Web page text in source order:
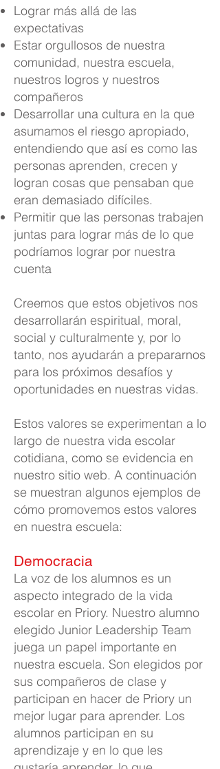
Lograr más allá de las
expectativas
Estar orgullosos de nuestra
comunidad, nuestra escuela,
nuestros logros y nuestros
compañeros
Desarrollar una cultura en la que
asumamos el riesgo apropiado,
entendiendo que así es como las
personas aprenden, crecen y
logran cosas que pensaban que
eran demasiado difíciles.
Permitir que las personas trabajen
juntas para lograr más de lo que
podríamos lograr por nuestra
cuenta
Creemos que estos objetivos nos
desarrollarán espiritual, moral,
social y culturalmente y, por lo
tanto, nos ayudarán a prepararnos
para los próximos desafíos y
oportunidades en nuestras vidas.
Estos valores se experimentan a lo
largo de nuestra vida escolar
cotidiana, como se evidencia en
nuestro sitio web. A continuación
se muestran algunos ejemplos de
cómo promovemos estos valores
en nuestra escuela:
Democracia
La voz de los alumnos es un
aspecto integrado de la vida
escolar en Priory. Nuestro alumno
elegido Junior Leadership Team
juega un papel importante en
nuestra escuela. Son elegidos por
sus compañeros de clase y
participan en hacer de Priory un
mejor lugar para aprender. Los
alumnos participan en su
aprendizaje y en lo que les